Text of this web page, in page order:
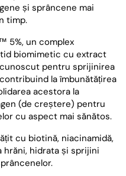
și sprâncene mai
timp.
5%, un complex
biomimetic cu extract
pentru sprijinirea
la îmbunătățirea
acestora la
(de creștere) pentru
cu aspect mai sănătos.
cu biotină, niacinamidă,
hrăni, hidrata și sprijini